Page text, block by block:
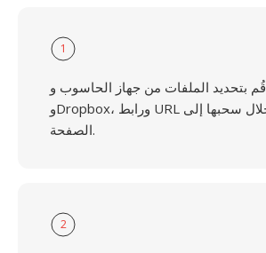
1
قُم بتحديد الملفات من جهاز الحاسوب وGoogle Drive
وDropbox، ورابط URL أو من خلال سحبها إلى
الصفحة.
2